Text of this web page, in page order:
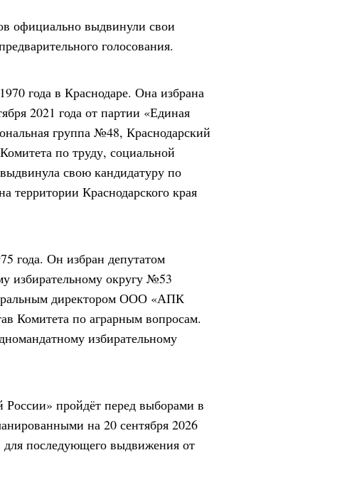
официально выдвинули свои
голосования.
года в Краснодаре. Она избрана
2021 года от партии «Единая
группа №48, Краснодарский
по труду, социальной
свою кандидатуру по
территории Краснодарского края
года. Он избран депутатом
избирательному округу №53
директором ООО «АПК
Комитета по аграрным вопросам.
избирательному
России» пройдёт перед выборами в
на 20 сентября 2026
для последующего выдвижения от